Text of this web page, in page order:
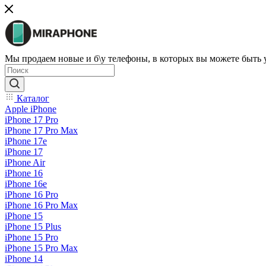
Мы продаем новые и б\у телефоны, в которых вы можете быть
Каталог
Apple iPhone
iPhone 17 Pro
iPhone 17 Pro Max
iPhone 17e
iPhone 17
iPhone Air
iPhone 16
iPhone 16e
iPhone 16 Pro
iPhone 16 Pro Max
iPhone 15
iPhone 15 Plus
iPhone 15 Pro
iPhone 15 Pro Max
iPhone 14